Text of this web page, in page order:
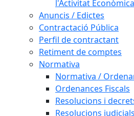
l'Activitat
Anuncis / Edictes
Contractació Pública
Perfil de contractant
Retiment de comptes
Normativa
Normativa /
Ordenances Fiscals
Resolucions i
Resolucions judicials